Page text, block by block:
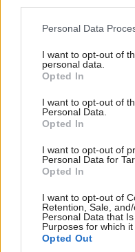
Please note that this
not limited to your visit or
grant or deny consent to
use your data for below
consent section.
Personal Data
I want to opt-out of
personal data.
Opted In
I want to opt-out of
Personal Data.
Opted In
I want to opt-out of
Personal Data for
Opted In
I want to opt-out of
Retention, Sale,
Personal Data that
Purposes for which it
Opted Out
hliníka je upravená
poschodí, zohrievanom
poukladané panvičky –
Do nich sa kladú
môže byť okrúhly alebo
alebo ôsmymi
syry, rybu, koreniny